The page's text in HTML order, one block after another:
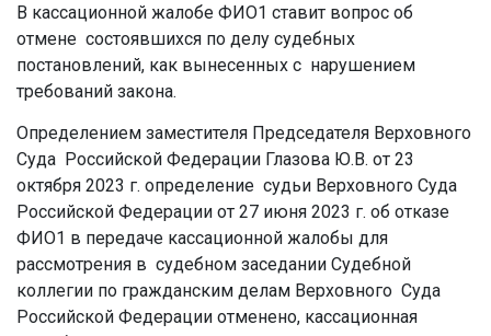
В кассационной жалобе ФИО1 ставит вопрос об
отмене состоявшихся по делу судебных
постановлений, как вынесенных с нарушением
требований закона.
Определением заместителя Председателя Верховного
Суда Российской Федерации Глазова Ю.В. от 23
октября 2023 г. определение судьи Верховного Суда
Российской Федерации от 27 июня 2023 г. об отказе
ФИО1 в передаче кассационной жалобы для
рассмотрения в судебном заседании Судебной
коллегии по гражданским делам Верховного Суда
Российской Федерации отменено, кассационная